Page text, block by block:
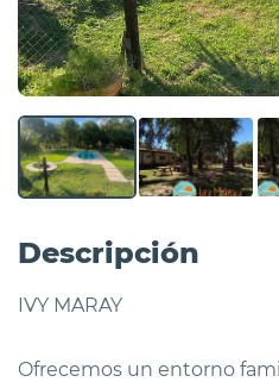
Descripción
IVY MARAY
Ofrecemos un entorno